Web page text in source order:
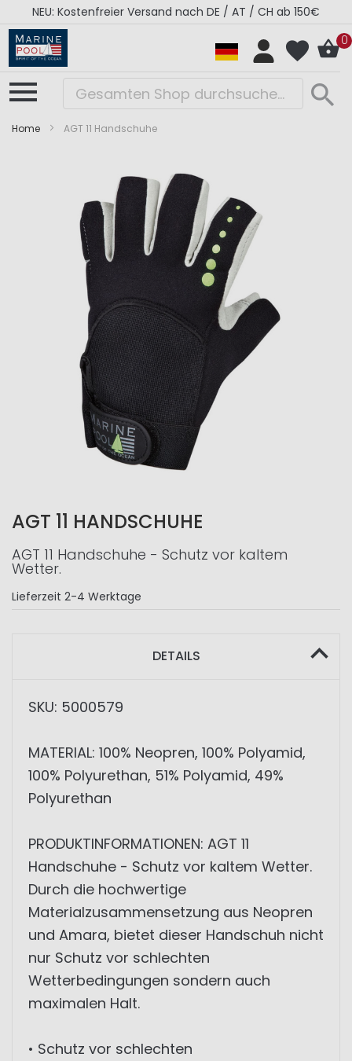
NEU: Kostenfreier Versand nach DE / AT / CH ab 150€
0
Home AGT 11 Handschuhe
Bildergalerie
Bildergalerie
AGT 11 HANDSCHUHE
AGT 11 Handschuhe - Schutz vor kaltem
Wetter.
Lieferzeit 2-4 Werktage
DETAILS
SKU: 5000579
MATERIAL: 100% Neopren, 100% Polyamid,
100% Polyurethan, 51% Polyamid, 49%
Polyurethan
PRODUKTINFORMATIONEN: AGT 11
Handschuhe - Schutz vor kaltem Wetter.
Durch die hochwertige
Materialzusammensetzung aus Neopren
und Amara, bietet dieser Handschuh nicht
nur Schutz vor schlechten
Wetterbedingungen sondern auch
maximalen Halt.
• Schutz vor schlechten